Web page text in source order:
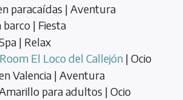
paracaídas | Aventura
barco | Fiesta
| Relax
El Loco del Callejón | Ocio
Valencia | Aventura
para adultos | Ocio